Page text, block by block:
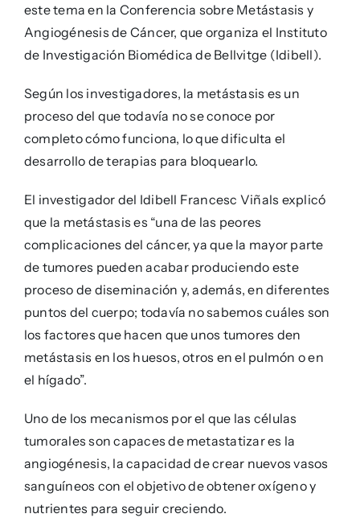
este tema en la Conferencia sobre Metástasis y
Angiogénesis de Cáncer, que organiza el Instituto
de Investigación Biomédica de Bellvitge (Idibell).
Según los investigadores, la metástasis es un
proceso del que todavía no se conoce por
completo cómo funciona, lo que dificulta el
desarrollo de terapias para bloquearlo.
El investigador del Idibell Francesc Viñals explicó
que la metástasis es “una de las peores
complicaciones del cáncer, ya que la mayor parte
de tumores pueden acabar produciendo este
proceso de diseminación y, además, en diferentes
puntos del cuerpo; todavía no sabemos cuáles son
los factores que hacen que unos tumores den
metástasis en los huesos, otros en el pulmón o en
el hígado”.
Uno de los mecanismos por el que las células
tumorales son capaces de metastatizar es la
angiogénesis, la capacidad de crear nuevos vasos
sanguíneos con el objetivo de obtener oxígeno y
nutrientes para seguir creciendo.